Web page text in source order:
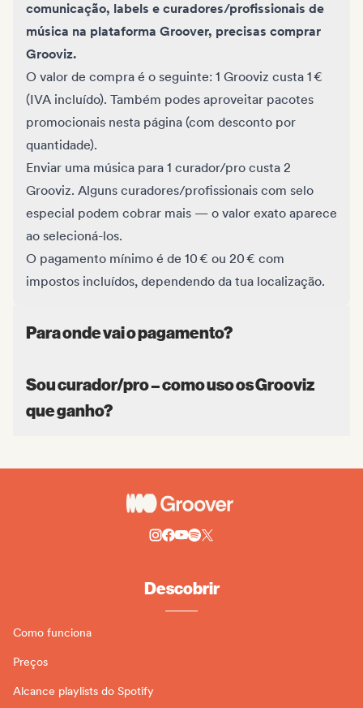
comunicação, labels e curadores/profissionais de
música na plataforma Groover, precisas comprar
Grooviz.
O valor de compra é o seguinte: 1 Grooviz custa 1 €
(IVA incluído). Também podes aproveitar pacotes
promocionais nesta página (com desconto por
quantidade).
Enviar uma música para 1 curador/pro custa 2
Grooviz. Alguns curadores/profissionais com selo
especial podem cobrar mais — o valor exato aparece
ao selecioná-los.
O pagamento mínimo é de 10 € ou 20 € com
impostos incluídos, dependendo da tua localização.
Para onde vai o pagamento?
Sou curador/pro – como uso os Grooviz
que ganho?
Descobrir
Como funciona
Preços
Alcance playlists do Spotify